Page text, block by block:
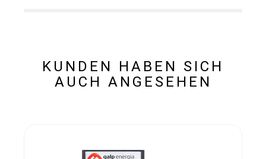
KUNDEN HABEN SICH
AUCH ANGESEHEN